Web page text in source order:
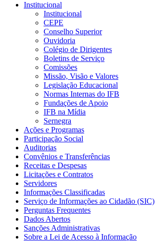
Institucional
Institucional
CEPE
Conselho Superior
Ouvidoria
Colégio de Dirigentes
Boletins de Serviço
Comissões
Missão, Visão e Valores
Legislação Educacional
Normas Internas do IFB
Fundações de Apoio
IFB na Mídia
Sernegra
Ações e Programas
Participação Social
Auditorias
Convênios e Transferências
Receitas e Despesas
Licitações e Contratos
Servidores
Informações Classificadas
Serviço de Informações ao Cidadão (SIC)
Perguntas Frequentes
Dados Abertos
Sanções Administrativas
Sobre a Lei de Acesso à Informação